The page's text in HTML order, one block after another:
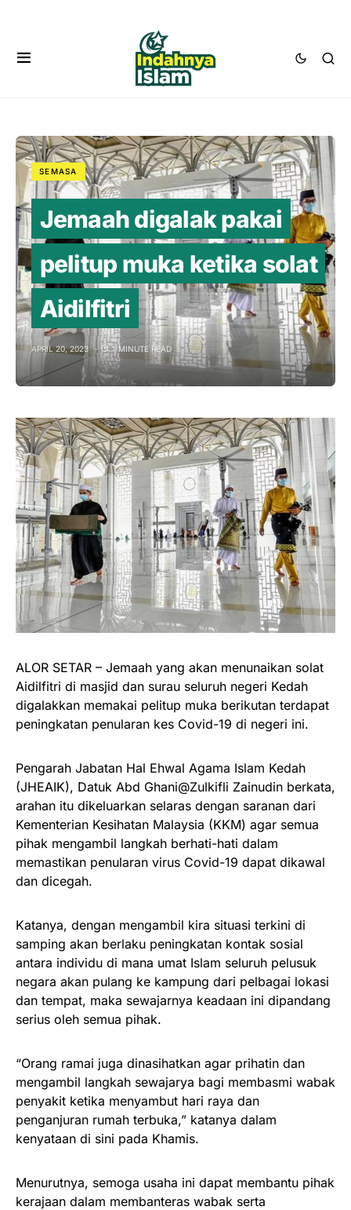
SEMASA
Jemaah digalak pakai
pelitup muka ketika solat
Aidilfitri
APRIL 20, 2023 1 MINUTE READ
ALOR SETAR – Jemaah yang akan menunaikan solat
Aidilfitri di masjid dan surau seluruh negeri Kedah
digalakkan memakai pelitup muka berikutan terdapat
peningkatan penularan kes Covid-19 di negeri ini.
Pengarah Jabatan Hal Ehwal Agama Islam Kedah
(JHEAIK), Datuk Abd Ghani@Zulkifli Zainudin berkata,
arahan itu dikeluarkan selaras dengan saranan dari
Kementerian Kesihatan Malaysia (KKM) agar semua
pihak mengambil langkah berhati-hati dalam
memastikan penularan virus Covid-19 dapat dikawal
dan dicegah.
Katanya, dengan mengambil kira situasi terkini di
samping akan berlaku peningkatan kontak sosial
antara individu di mana umat Islam seluruh pelusuk
negara akan pulang ke kampung dari pelbagai lokasi
dan tempat, maka sewajarnya keadaan ini dipandang
serius oleh semua pihak.
“Orang ramai juga dinasihatkan agar prihatin dan
mengambil langkah sewajarya bagi membasmi wabak
penyakit ketika menyambut hari raya dan
penganjuran rumah terbuka,” katanya dalam
kenyataan di sini pada Khamis.
Menurutnya, semoga usaha ini dapat membantu pihak
kerajaan dalam membanteras wabak serta